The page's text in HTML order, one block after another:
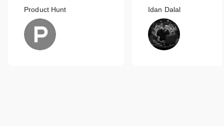
Product Hunt Idan Dalal